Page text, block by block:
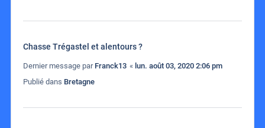
Chasse Trégastel et alentours ?
Dernier message par Franck13 « lun. août 03, 2020 2:06 pm
Publié dans Bretagne